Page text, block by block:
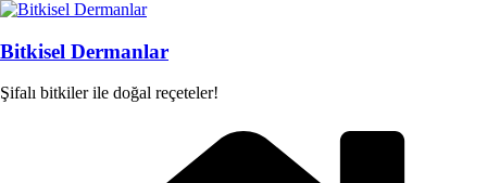
Skip
content
Bitkisel Dermanlar
Şifalı bitkiler ile doğal reçeteler!